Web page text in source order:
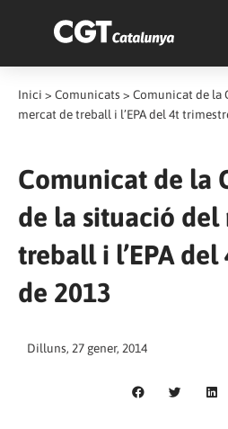
Inici > Comunicats > Comunicat de la
mercat de treball i l’EPA del 4t
Comunicat de la
de la situació del
treball i l’EPA
de 2013
Dilluns, 27 gener, 2014